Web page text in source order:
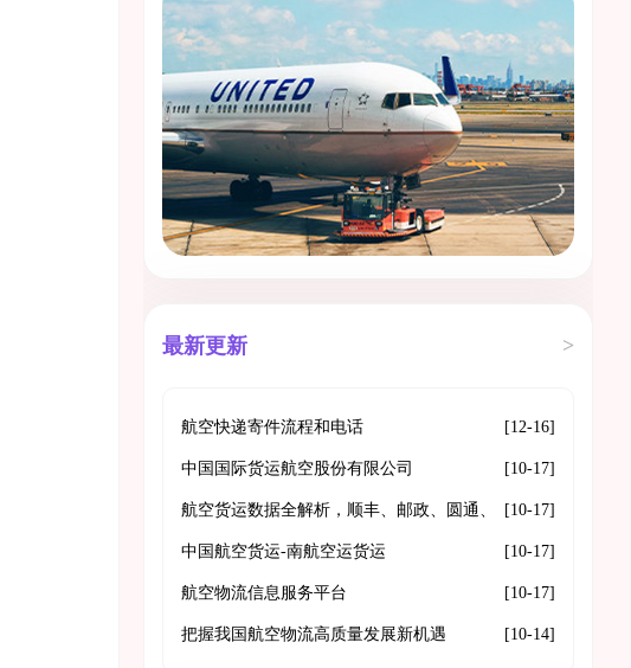
最新更新 >
航空快递寄件流程和电话 [12-16]
中国国际货运航空股份有限公司 [10-17]
航空货运数据全解析，顺丰、邮政、圆通、
京东群雄逐鹿
[10-17]
中国航空货运-南航空运货运 [10-17]
航空物流信息服务平台 [10-17]
把握我国航空物流高质量发展新机遇 [10-14]